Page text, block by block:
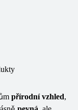
přírodní vzhled,